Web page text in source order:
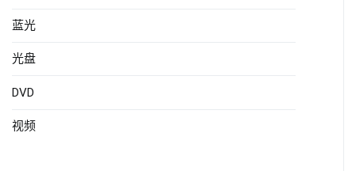
蓝光
光盘
DVD
视频